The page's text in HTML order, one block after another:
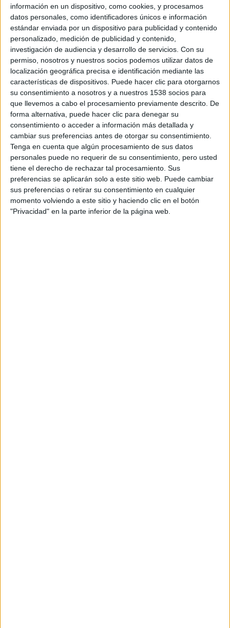
información en un dispositivo, como cookies, y procesamos
datos personales, como identificadores únicos e información
estándar enviada por un dispositivo para publicidad y contenido
personalizado, medición de publicidad y contenido,
investigación de audiencia y desarrollo de servicios. Con su
permiso, nosotros y nuestros socios podemos utilizar datos de
localización geográfica precisa e identificación mediante las
características de dispositivos. Puede hacer clic para otorgarnos
su consentimiento a nosotros y a nuestros 1538 socios para
que llevemos a cabo el procesamiento previamente descrito. De
forma alternativa, puede hacer clic para denegar su
consentimiento o acceder a información más detallada y
cambiar sus preferencias antes de otorgar su consentimiento.
Tenga en cuenta que algún procesamiento de sus datos
personales puede no requerir de su consentimiento, pero usted
tiene el derecho de rechazar tal procesamiento. Sus
preferencias se aplicarán solo a este sitio web. Puede cambiar
sus preferencias o retirar su consentimiento en cualquier
momento volviendo a este sitio y haciendo clic en el botón
"Privacidad" en la parte inferior de la página web.
Miércoles 19 agosto 2026
Almassera (Valencia)
48 CARRERA POPULAR DE NAVAJAS
Sábado 29 agosto 2026
Navajas (Castellón)
V CARRERA POPULAR EL CAÑAVERAL